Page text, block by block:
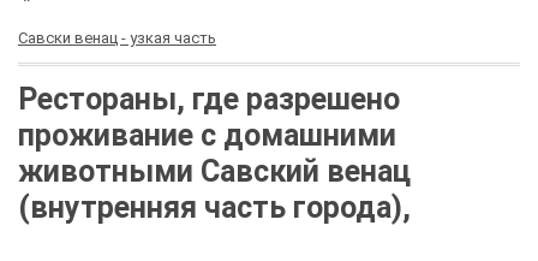
Савски венац - узкая часть
Рестораны, где разрешено
проживание с домашними
животными Савский венац
(внутренняя часть города),